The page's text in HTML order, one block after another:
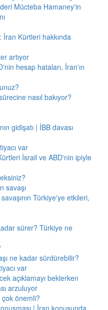
Mücteba Hamaney'in
Kürtleri hakkında
artıyor
hesap hataları, İran'ın
nasıl bakıyor?
gidişatı | İBB davası
var
İsrail ve ABD'nin ipiyle
savaşı
Türkiye'ye etkileri,
sürer? Türkiye ne
ne kadar sürdürebilir?
var
açıklamayı beklerken
arzuluyor
önemli?
| İran konusunda